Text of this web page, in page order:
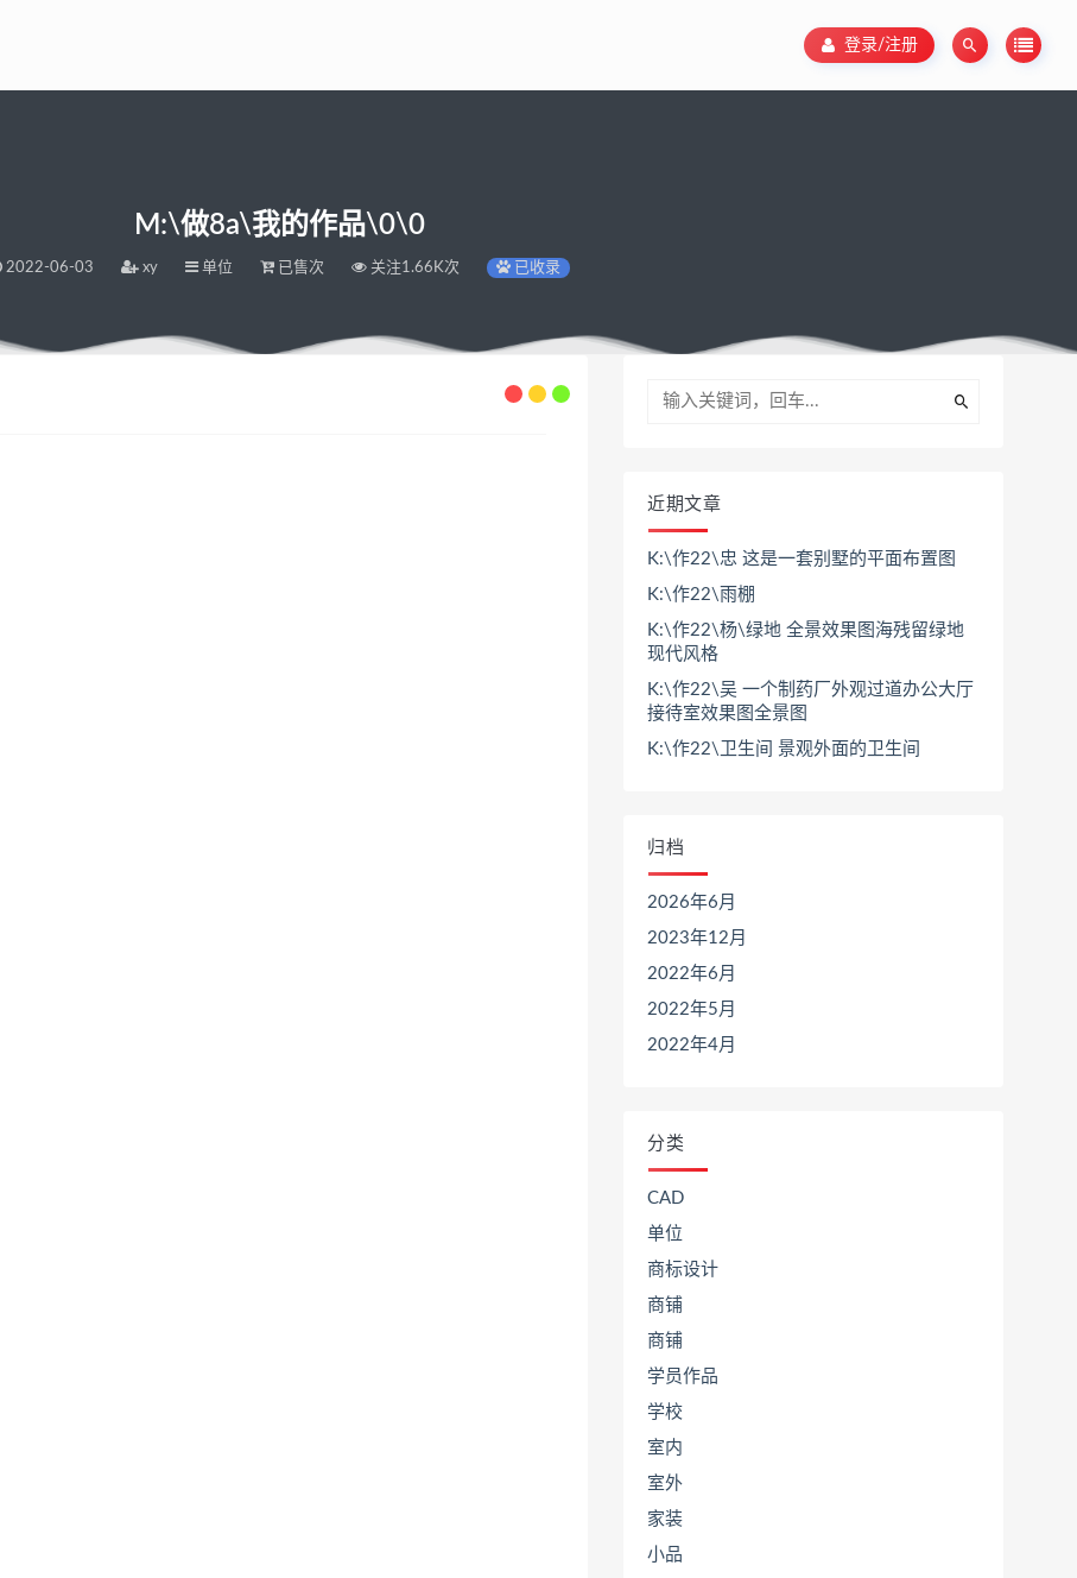
登录/注册
M:\做8a\我的作品\0\0
2022-06-03 xy 单位 已售次 关注1.66K次 已收录
近期文章
K:\作22\忠 这是一套别墅的平面布置图
K:\作22\雨棚
K:\作22\杨\绿地 全景效果图海残留绿地
现代风格
K:\作22\吴 一个制药厂外观过道办公大厅
接待室效果图全景图
K:\作22\卫生间 景观外面的卫生间
归档
2026年6月
2023年12月
2022年6月
2022年5月
2022年4月
分类
CAD
单位
商标设计
商铺
商铺
学员作品
学校
室内
室外
家装
小品